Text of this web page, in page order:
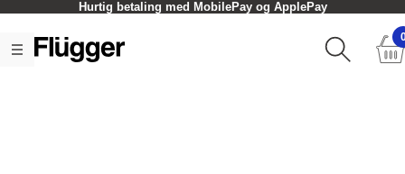
Hurtig betaling med MobilePay og ApplePay